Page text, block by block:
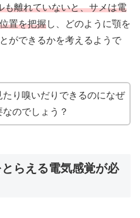
も離れていないと、サメは電
置を把握し、どのように顎を
ができるかを考えるようで
たり嗅いだりできるのになぜ
のでしょう？
らえる電気感覚が必